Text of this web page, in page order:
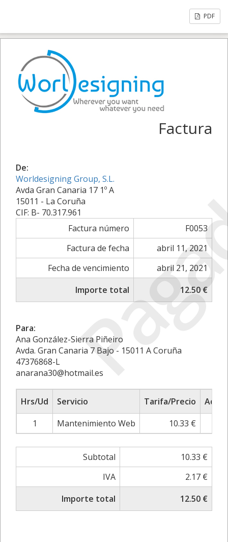
PDF
Factura
De:
Worldesigning Group, S.L.
Avda Gran Canaria 17 1º A
15011 - La Coruña
CIF: B- 70.317.961
Factura número
F0053
Factura de fecha
abril 11, 2021
Fecha de vencimiento
abril 21, 2021
Importe total
12.50 €
Para:
Ana González-Sierra Piñeiro
Avda. Gran Canaria 7 Bajo - 15011 A Coruña
47376868-L
anarana30@hotmail.es
Hrs/Ud Servicio Tarifa/Precio
1
Mantenimiento Web 10.33 €
Subtotal
10.33 €
IVA
2.17 €
Importe total
12.50 €